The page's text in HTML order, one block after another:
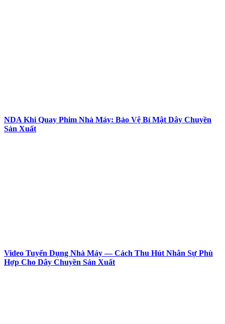
NDA Khi Quay Phim Nhà Máy: Bảo Vệ Bí Mật Dây Chuyền
Sản Xuất
Video Tuyển Dụng Nhà Máy — Cách Thu Hút Nhân Sự Phù
Hợp Cho Dây Chuyền Sản Xuất